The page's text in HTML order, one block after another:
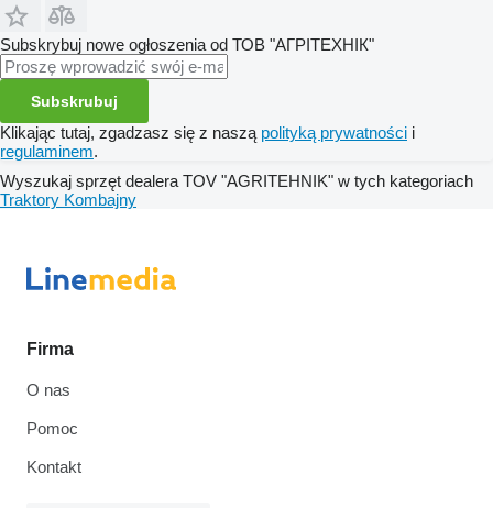
Subskrybuj nowe ogłoszenia od ТОВ "АГРІТЕХНІК"
Subskrubuj
Klikając tutaj, zgadzasz się z naszą polityką prywatności i
regulaminem.
Wyszukaj sprzęt dealera TOV "AGRITEHNIK" w tych kategoriach
Traktory Kombajny
Firma
O nas
Pomoc
Kontakt